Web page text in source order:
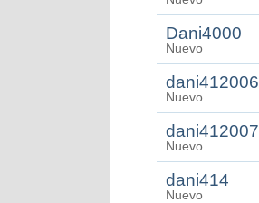
Dani4000
Nuevo
dani412006
Nuevo
dani412007
Nuevo
dani414
Nuevo